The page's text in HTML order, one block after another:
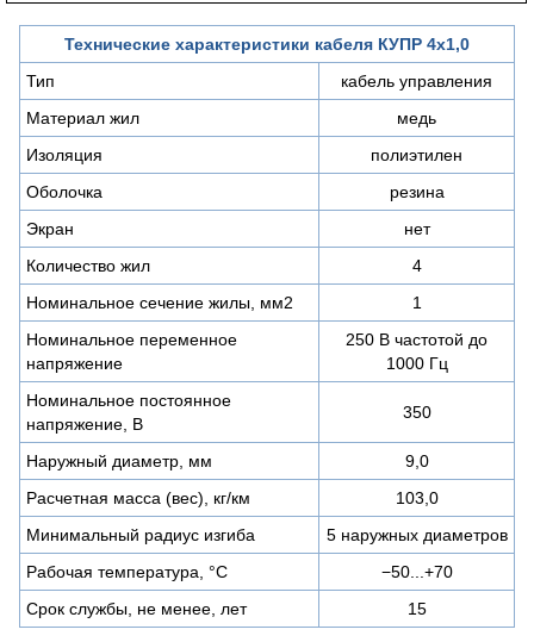
Технические характеристики кабеля КУПР 4х1,0
Тип
кабель управления
Материал жил
медь
Изоляция
полиэтилен
Оболочка
резина
Экран
нет
Количество жил
4
Номинальное сечение жилы, мм2
1
Номинальное переменное
напряжение
250 В частотой до
1000 Гц
Номинальное постоянное
напряжение, В
350
Наружный диаметр, мм
9,0
Расчетная масса (вес), кг/км
103,0
Минимальный радиус изгиба
5 наружных диаметров
Рабочая температура, °C
−50...+70
Срок службы, не менее, лет
15